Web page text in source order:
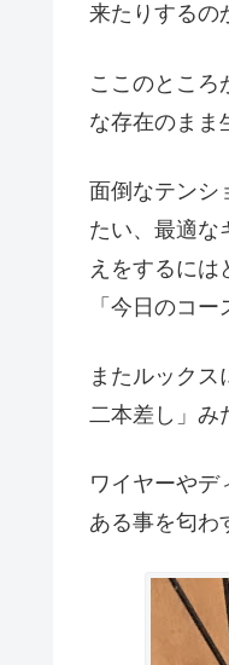
来たりする
ここのところ
な存在のまま
面倒なテンシ
たい、最適な
えをするには
「今日のコ
またルック
二本差し」み
ワイヤーやデ
ある事を匂わ